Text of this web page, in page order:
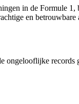
in de Formule 1,
en
ongelooflijke